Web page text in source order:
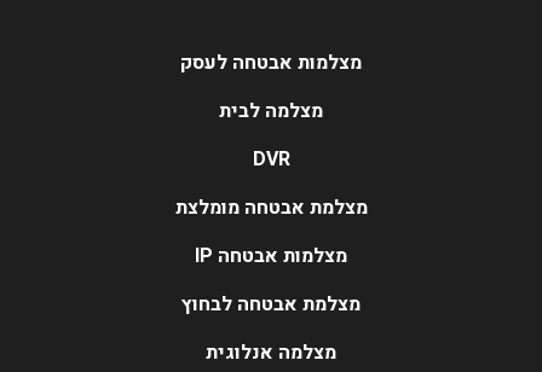
מצלמות אבטחה לעסק
מצלמה לבית
DVR
מצלמת אבטחה מומלצת
מצלמות אבטחה IP
מצלמת אבטחה לבחוץ
מצלמה אנלוגית